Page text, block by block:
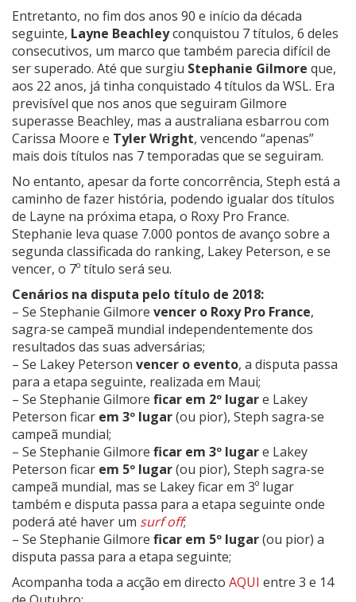
Entretanto, no fim dos anos 90 e início da década
seguinte, Layne Beachleyconquistou 7 títulos, 6 deles
consecutivos, um marco que também parecia difícil de
ser superado. Até que surgiu Stephanie Gilmore que,
aos 22 anos, já tinha conquistado 4 títulos da WSL. Era
previsível que nos anos que seguiram Gilmore
superasse Beachley, mas a australiana esbarrou com
Carissa Moore e Tyler Wright, vencendo “apenas”
mais dois títulos nas 7 temporadas que se seguiram.
No entanto, apesar da forte concorrência, Steph está a
caminho de fazer história, podendo igualar dos títulos
de Layne na próxima etapa, o Roxy Pro France.
Stephanie leva quase 7.000 pontos de avanço sobre a
segunda classificada do ranking, Lakey Peterson, e se
vencer, o 7º título será seu.
Cenários na disputa pelo título de 2018:
– Se Stephanie Gilmore vencer o Roxy Pro France,
sagra-se campeã mundial independentemente dos
resultados das suas adversárias;
– Se Lakey Peterson vencer o evento, a disputa passa
para a etapa seguinte, realizada em Maui;
– Se Stephanie Gilmore ficar em 2º lugare Lakey
Peterson ficar em 3º lugar(ou pior), Steph sagra-se
campeã mundial;
– Se Stephanie Gilmore ficar em 3º lugare Lakey
Peterson ficar em 5º lugar(ou pior), Steph sagra-se
campeã mundial, mas se Lakey ficar em 3º lugar
também e disputa passa para a etapa seguinte onde
poderá até haver um surf off;
– Se Stephanie Gilmore ficar em 5º lugar(ou pior) a
disputa passa para a etapa seguinte;
Acompanha toda a acção em directo AQUI entre 3 e 14